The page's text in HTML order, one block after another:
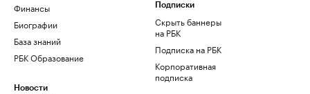
Финансы
Биографии
База знаний
РБК Образование
Новости
Подписки
Скрыть баннеры
на РБК
Подписка на РБК
Корпоративная
подписка